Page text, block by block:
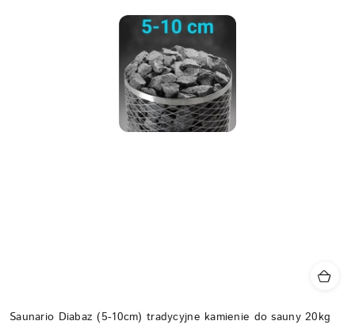
Saunario Diabaz (5-10cm) tradycyjne kamienie do sauny 20kg